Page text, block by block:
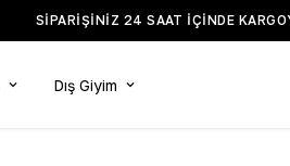
SIPARIŞINIZ 24 SAAT IÇINDE
Dış Giyim